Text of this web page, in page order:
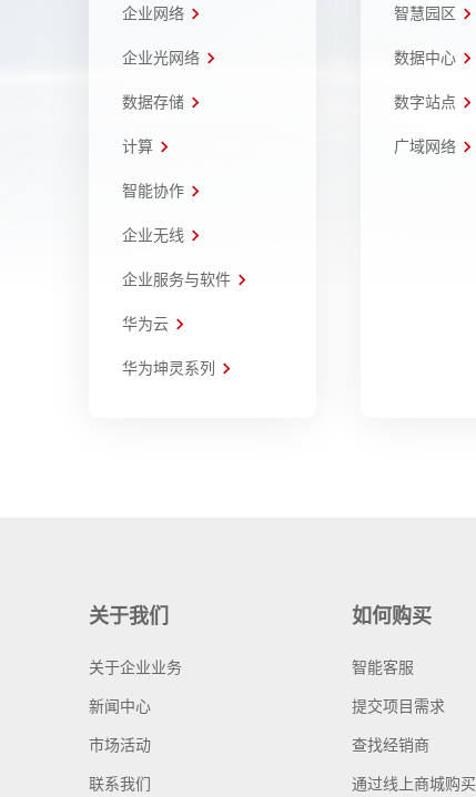
企业网络
企业光网络
数据存储
计算
智能协作
企业无线
企业服务与软件
华为云
华为坤灵系列
智慧园区
数据中心
数字站点
广域网络
关于我们
关于企业业务
新闻中心
市场活动
联系我们
如何购买
智能客服
提交项目需求
查找经销商
通过线上商城购买